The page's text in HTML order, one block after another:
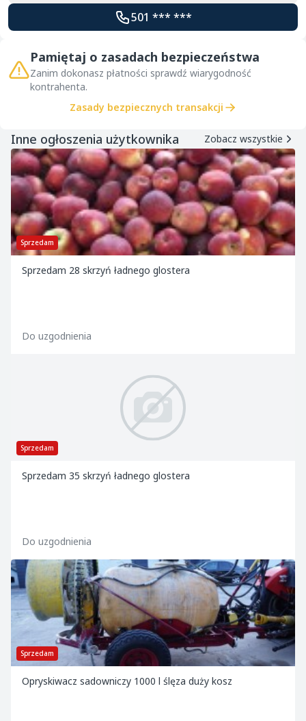
501 *** ***
Pamiętaj o zasadach bezpieczeństwa
Zanim dokonasz płatności sprawdź wiarygodność
kontrahenta.
Zasady bezpiecznych transakcji
Inne ogłoszenia użytkownika Zobacz wszystkie
Sprzedam
Sprzedam 28 skrzyń ładnego glostera
Do uzgodnienia
Sprzedam
Sprzedam 35 skrzyń ładnego glostera
Do uzgodnienia
Sprzedam
Opryskiwacz sadowniczy 1000 l ślęza duży kosz